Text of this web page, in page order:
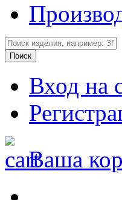
Вход на
Ваша